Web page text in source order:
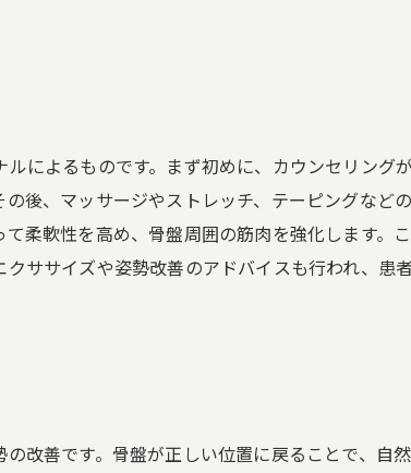
によるものです。まず初めに、カウンセリング
後、マッサージやストレッチ、テーピングなど
柔軟性を高め、骨盤周囲の筋肉を強化します。
ササイズや姿勢改善のアドバイスも行われ、患
改善です。骨盤が正しい位置に戻ることで、自